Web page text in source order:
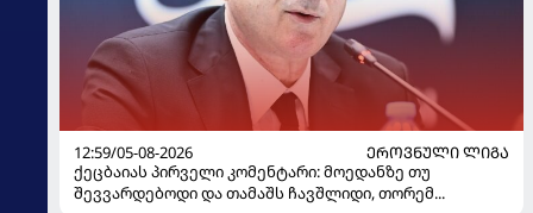
12:59/05-08-2026
ᲔᲠᲝᲕᲜᲣᲚᲘ ᲚᲘᲒᲐ
ქეცბაიას პირველი კომენტარი: მოედანზე თუ
შევვარდებოდი და თამაშს ჩავშლიდი, თორემ...